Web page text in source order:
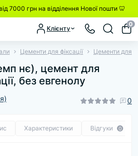
7000 грн на відділення Нової пошти 🦷
Клієнту
0
Цементи для фіксації Цементи для
нє), цемент для
без евгенолу
0
Характеристики Відгуки 0